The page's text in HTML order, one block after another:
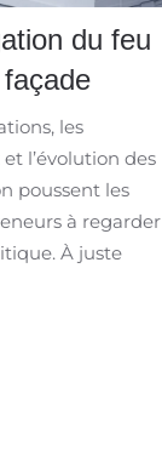
du feu
les
l’évolution des
poussent les
à regarder
À juste